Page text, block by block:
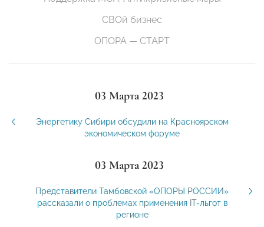
СВОй бизнес
ОПОРА — СТАРТ
03 Марта 2023
Энергетику Сибири обсудили на Красноярском
экономическом форуме
03 Марта 2023
Представители Тамбовской «ОПОРЫ РОССИИ»
рассказали о проблемах применения IT-льгот в
регионе